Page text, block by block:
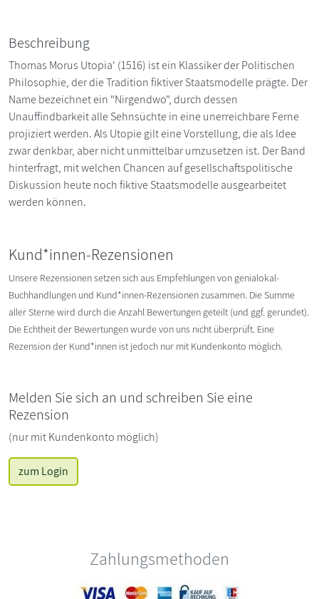
Beschreibung
Thomas Morus Utopia' (1516) ist ein Klassiker der Politischen
Philosophie, der die Tradition fiktiver Staatsmodelle prägte. Der
Name bezeichnet ein "Nirgendwo", durch dessen
Unauffindbarkeit alle Sehnsüchte in eine unerreichbare Ferne
projiziert werden. Als Utopie gilt eine Vorstellung, die als Idee
zwar denkbar, aber nicht unmittelbar umzusetzen ist. Der Band
hinterfragt, mit welchen Chancen auf gesellschaftspolitische
Diskussion heute noch fiktive Staatsmodelle ausgearbeitet
werden können.
Kund*innen-Rezensionen
Unsere Rezensionen setzen sich aus Empfehlungen von genialokal-
Buchhandlungen und Kund*innen-Rezensionen zusammen. Die Summe
aller Sterne wird durch die Anzahl Bewertungen geteilt (und ggf. gerundet).
Die Echtheit der Bewertungen wurde von uns nicht überprüft. Eine
Rezension der Kund*innen ist jedoch nur mit Kundenkonto möglich.
Melden Sie sich an und schreiben Sie eine
Rezension
(nur mit Kundenkonto möglich)
zum Login
Zahlungsmethoden